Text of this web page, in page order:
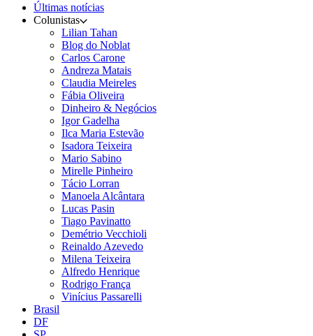
Últimas notícias
Colunistas
Lilian Tahan
Blog do Noblat
Carlos Carone
Andreza Matais
Claudia Meireles
Fábia Oliveira
Dinheiro & Negócios
Igor Gadelha
Ilca Maria Estevão
Isadora Teixeira
Mario Sabino
Mirelle Pinheiro
Tácio Lorran
Manoela Alcântara
Lucas Pasin
Tiago Pavinatto
Demétrio Vecchioli
Reinaldo Azevedo
Milena Teixeira
Alfredo Henrique
Rodrigo França
Vinícius Passarelli
Brasil
DF